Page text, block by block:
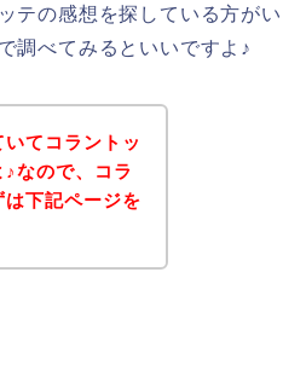
テの感想を探している方がい
調べてみるといいですよ♪
てコラントッ
なので、コラ
下記ページを